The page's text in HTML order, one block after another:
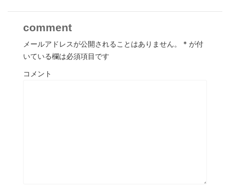
comment
メールアドレスが公開されることはありません。 * が付
いている欄は必須項目です
コメント